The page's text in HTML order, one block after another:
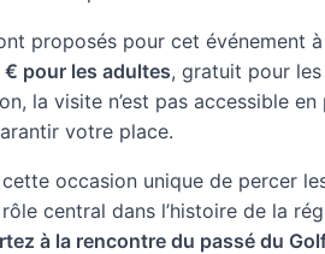
proposés pour cet événement
€ pour les adultes, gratuit pour
la visite n’est pas accessible
votre place.
occasion unique de percer
central dans l’histoire de la
à la rencontre du passé du